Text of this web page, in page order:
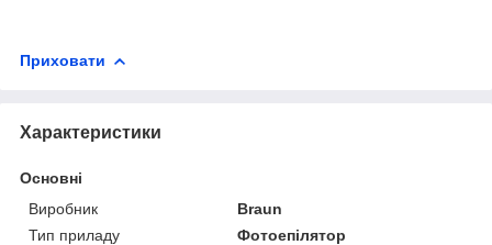
Приховати
Характеристики
Основні
Виробник
Braun
Тип приладу
Фотоепілятор